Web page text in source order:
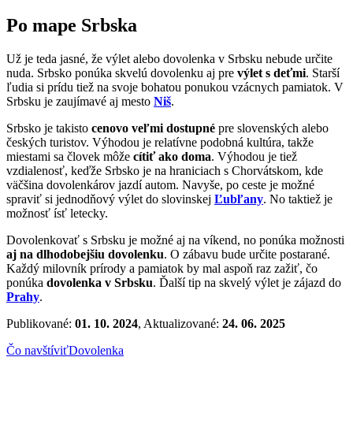
Po mape Srbska
Už je teda jasné, že výlet alebo dovolenka v Srbsku nebude určite
nuda. Srbsko ponúka skvelú dovolenku aj pre výlet s deťmi. Starší
ľudia si prídu tiež na svoje bohatou ponukou vzácnych pamiatok. V
Srbsku je zaujímavé aj mesto Niš.
Srbsko je takisto cenovo veľmi dostupné pre slovenských alebo
českých turistov. Výhodou je relatívne podobná kultúra, takže
miestami sa človek môže cítiť ako doma. Výhodou je tiež
vzdialenosť, keďže Srbsko je na hraniciach s Chorvátskom, kde
väčšina dovolenkárov jazdí autom. Navyše, po ceste je možné
spraviť si jednodňový výlet do slovinskej Ľubľany. No taktiež je
možnosť ísť letecky.
Dovolenkovať s Srbsku je možné aj na víkend, no ponúka možnosti
aj na dlhodobejšiu dovolenku. O zábavu bude určite postarané.
Každý milovník prírody a pamiatok by mal aspoň raz zažiť, čo
ponúka dovolenka v Srbsku. Ďalší tip na skvelý výlet je zájazd do
Prahy.
Publikované: 01. 10. 2024, Aktualizované: 24. 06. 2025
Čo navštíviťDovolenka